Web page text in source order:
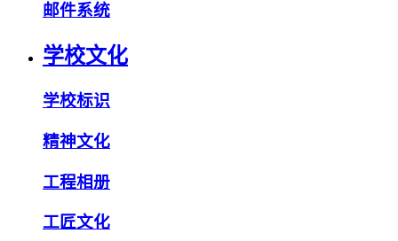
邮件系统
学校文化
学校标识
精神文化
工程相册
工匠文化